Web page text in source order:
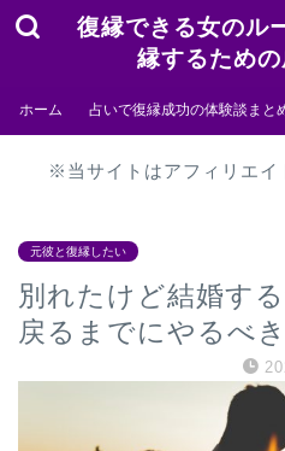
復縁できる女のル
縁するため
ホーム 占いで復縁成功の体験談まと
※当サイトはアフィリエイ
元彼と復縁したい
別れたけど結婚す
戻るまでにやるべ